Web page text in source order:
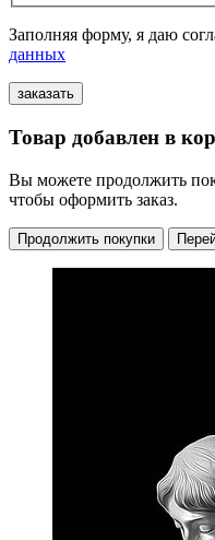
Заполняя форму, я даю
данных
Товар добавлен в
Вы можете продолжить
чтобы оформить заказ.
Продолжить покупки